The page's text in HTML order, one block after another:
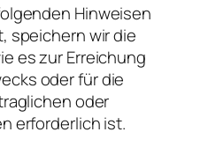
Hinweisen
speichern wir die
es zur Erreichung
oder für die
oder
erforderlich ist.